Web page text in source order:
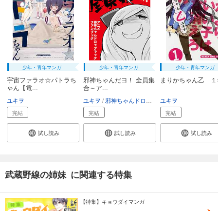
少年・青年マンガ
宇宙ファラオ☆パトラち
ゃん【電...
ユキヲ
完結
試し読み
少年・青年マンガ
邪神ちゃんだヨ！ 全員集
合～ア...
ユキヲ 邪神ちゃんドロップキック'製作委員会
完結
試し読み
少年・青年マンガ
まりかちゃん乙
ユキヲ
完結
試し読み
武蔵野線の姉妹 に関連する特集
【特集】キョウダイマンガ